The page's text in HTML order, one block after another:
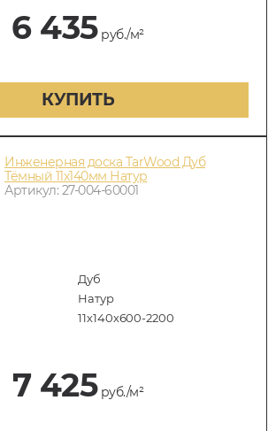
6 435руб./м²
КУПИТЬ
Инженерная доска TarWood Дуб
Тёмный 11х140мм Натур
Артикул: 27-004-60001
Дуб
Натур
11х140х600-2200
7 425руб./м²